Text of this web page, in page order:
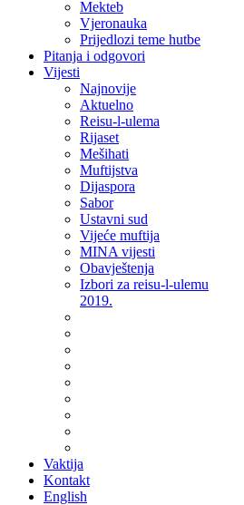
Mekteb
Vjeronauka
Prijedlozi teme hutbe
Pitanja i odgovori
Vijesti
Najnovije
Aktuelno
Reisu-l-ulema
Rijaset
Mešihati
Muftijstva
Dijaspora
Sabor
Ustavni sud
Vijeće muftija
MINA vijesti
Obavještenja
Izbori za reisu-l-ulemu
2019.
Vaktija
Kontakt
English